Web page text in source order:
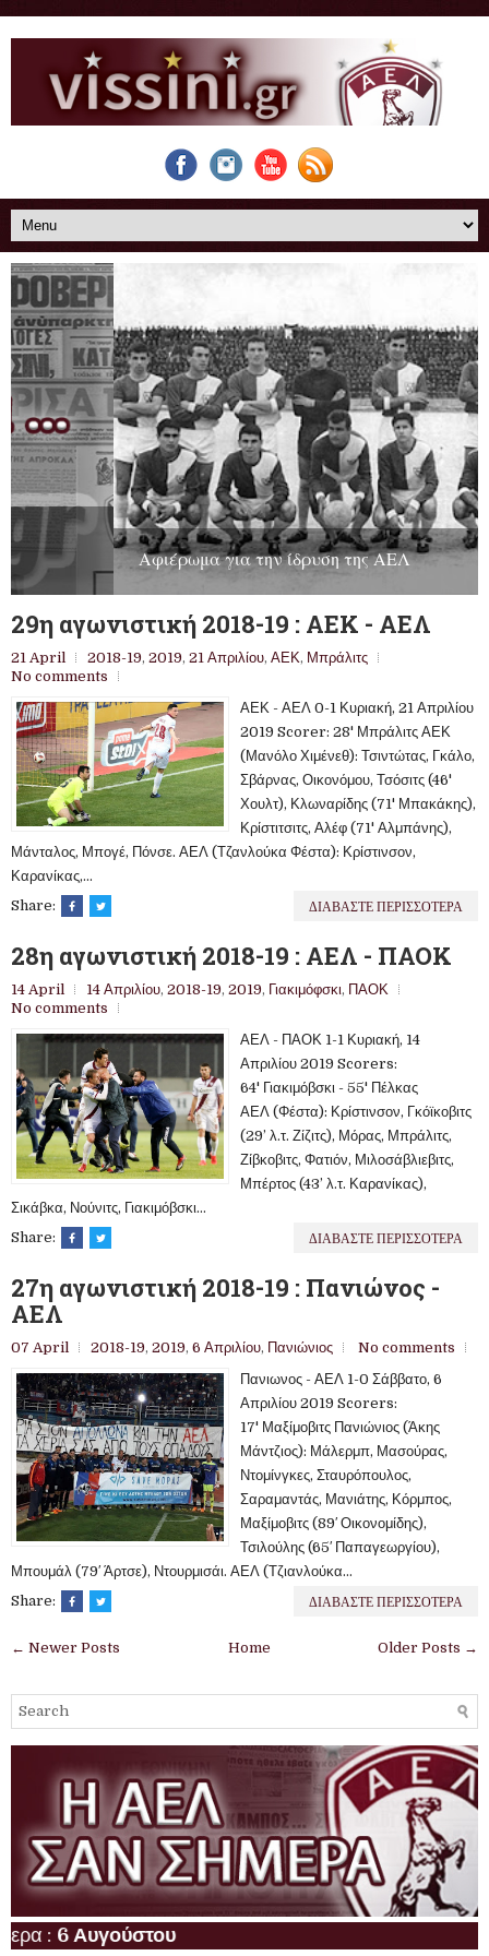
Αφιέρωμα για την ίδρυση της ΑΕΛ
29η αγωνιστική 2018-19 : ΑΕΚ - ΑΕΛ
21 April 2018-19, 2019, 21 Απριλίου, ΑΕΚ, Μπράλιτς
No comments
ΑΕΚ - ΑΕΛ 0-1 Κυριακή, 21 Απριλίου
2019 Scorer: 28' Μπράλιτς ΑΕΚ
(Μανόλο Χιμένεθ): Τσιντώτας, Γκάλο,
Σβάρνας, Οικονόμου, Τσόσιτς (46'
Χουλτ), Κλωναρίδης (71' Μπακάκης),
Κρίστιτσιτς, Αλέφ (71' Αλμπάνης),
Μάνταλος, Μπογέ, Πόνσε. ΑΕΛ (Τζανλούκα Φέστα): Κρίστινσον,
Καρανίκας,...
Share:
ΔΙΑΒΑΣΤΕ ΠΕΡΙΣΣΟΤΕΡΑ
28η αγωνιστική 2018-19 : ΑΕΛ - ΠΑΟΚ
14 April 14 Απριλίου, 2018-19, 2019, Γιακιμόφσκι, ΠΑΟΚ
No comments
ΑΕΛ - ΠΑΟΚ 1-1 Κυριακή, 14
Απριλίου 2019 Scorers:
64' Γιακιμόβσκι - 55' Πέλκας
ΑΕΛ (Φέστα): Κρίστινσον, Γκόϊκοβιτς
(29’ λ.τ. Ζίζιτς), Μόρας, Μπράλιτς,
Ζίβκοβιτς, Φατιόν, Μιλοσάβλιεβιτς,
Μπέρτος (43’ λ.τ. Καρανίκας),
Σικάβκα, Νούνιτς, Γιακιμόβσκι...
Share:
ΔΙΑΒΑΣΤΕ ΠΕΡΙΣΣΟΤΕΡΑ
27η αγωνιστική 2018-19 : Πανιώνος -
ΑΕΛ
07 April 2018-19, 2019, 6 Απριλίου, Πανιώνιος
No comments
Πανιωνος - ΑΕΛ 1-0 Σάββατο, 6
Απριλίου 2019 Scorers:
17' Μαξίμοβιτς Πανιώνιος (Άκης
Μάντζιος): Μάλερμπ, Μασούρας,
Ντομίνγκες, Σταυρόπουλος,
Σαραμαντάς, Μανιάτης, Κόρμπος,
Μαξίμοβιτς (89′ Οικονομίδης),
Τσιλούλης (65′ Παπαγεωργίου),
Μπουμάλ (79′ Άρτσε), Ντουρμισάι. ΑΕΛ (Τζιανλούκα...
Share:
ΔΙΑΒΑΣΤΕ ΠΕΡΙΣΣΟΤΕΡΑ
← Newer Posts Older Posts →
Home
:6 Αυγούστου